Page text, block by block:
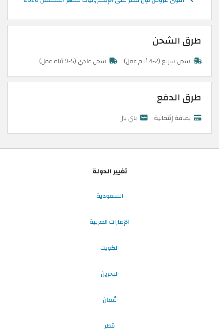
طرق الشحن
شحن سريع (2-4 أيام عمل) شحن عادي (5-9 أيام عمل)
طرق الدفع
بطاقة إئتمانية باي بال
تغيير الدولة
السعودية
الإمارات العربية
الكويت
البحرين
عُمان
قطر